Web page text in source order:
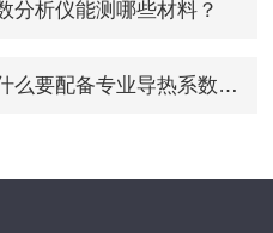
分析仪能测哪些材料？
配备专业导热系数测试仪？